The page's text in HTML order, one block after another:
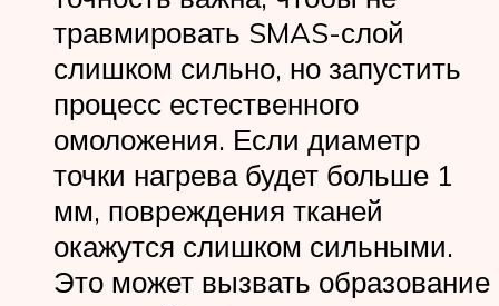
травмировать SMAS-слой
слишком сильно, но запустить
процесс естественного
омоложения. Если диаметр
точки нагрева будет больше 1
мм, повреждения тканей
окажутся слишком сильными.
Это может вызвать образование